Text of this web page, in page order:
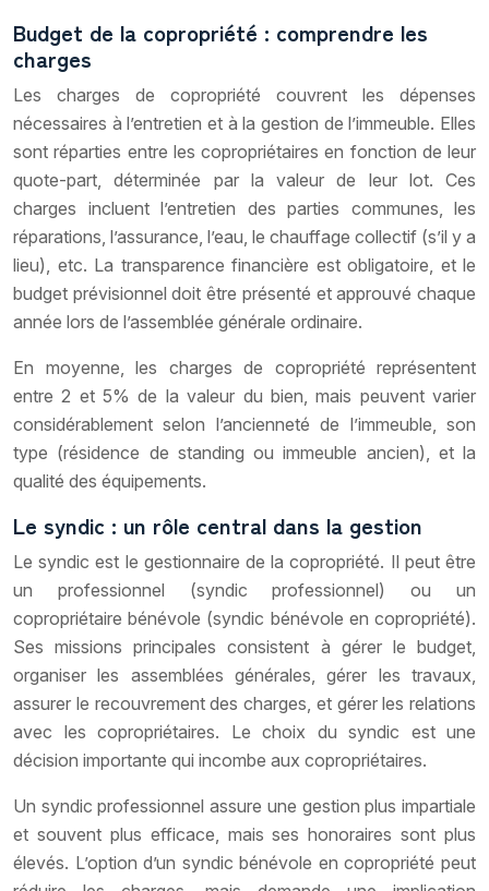
Budget de la copropriété : comprendre les
charges
Les charges de copropriété couvrent les dépenses
nécessaires à l’entretien et à la gestion de l’immeuble. Elles
sont réparties entre les copropriétaires en fonction de leur
quote-part, déterminée par la valeur de leur lot. Ces
charges incluent l’entretien des parties communes, les
réparations, l’assurance, l’eau, le chauffage collectif (s’il y a
lieu), etc. La transparence financière est obligatoire, et le
budget prévisionnel doit être présenté et approuvé chaque
année lors de l’assemblée générale ordinaire.
En moyenne, les charges de copropriété représentent
entre 2 et 5% de la valeur du bien, mais peuvent varier
considérablement selon l’ancienneté de l’immeuble, son
type (résidence de standing ou immeuble ancien), et la
qualité des équipements.
Le syndic : un rôle central dans la gestion
Le syndic est le gestionnaire de la copropriété. Il peut être
un professionnel (syndic professionnel) ou un
copropriétaire bénévole (syndic bénévole en copropriété).
Ses missions principales consistent à gérer le budget,
organiser les assemblées générales, gérer les travaux,
assurer le recouvrement des charges, et gérer les relations
avec les copropriétaires. Le choix du syndic est une
décision importante qui incombe aux copropriétaires.
Un syndic professionnel assure une gestion plus impartiale
et souvent plus efficace, mais ses honoraires sont plus
élevés. L’option d’un syndic bénévole en copropriété peut